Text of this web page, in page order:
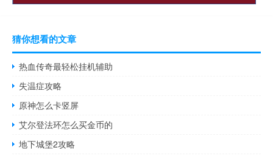
猜你想看的文章
热血传奇最轻松挂机辅助
失温症攻略
原神怎么卡竖屏
艾尔登法环怎么买金币的
地下城堡2攻略